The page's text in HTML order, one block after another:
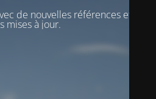
de nouvelles références et de
mises à jour.